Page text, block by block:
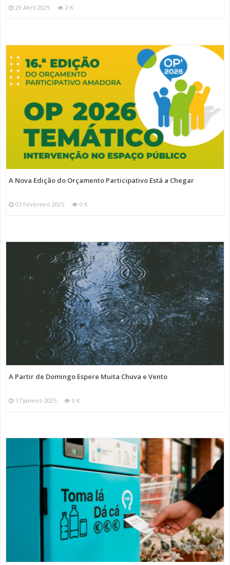
29 Abril 2025 2 K
A Nova Edição do Orçamento Participativo Está a Chegar
03 Fevereiro 2025 0 K
A Partir de Domingo Espere Muita Chuva e Vento
17 Janeiro 2025 0 K